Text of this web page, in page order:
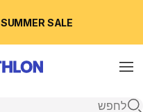
SUMMER SALE עד 50% הנחה 🛍️
Menu
פתיחת חיפוש